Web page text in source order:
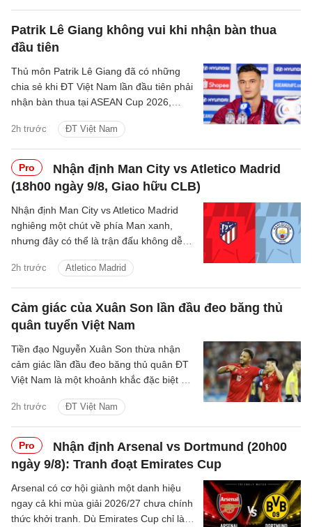
Patrik Lê Giang không vui khi nhận bàn thua
đầu tiên
2h trước ĐT Việt Nam
Thủ môn Patrik Lê Giang đã có những
chia sẻ khi ĐT Việt Nam lần đầu tiên phải
nhận bàn thua tại ASEAN Cup 2026,
bóng đá và toàn đội sẽ nhanh chóng
phân tích để cải thiện.
Pro
Nhận định Man City vs Atletico Madrid
(18h00 ngày 9/8, Giao hữu CLB)
2h trước Atletico Madrid
Nhận định Man City vs Atletico Madrid
nghiêng một chút về phía Man xanh,
nhưng đây có thể là trận đấu không dễ
Cảm giác của Xuân Son lần đầu đeo băng thủ
quân tuyển Việt Nam
2h trước ĐT Việt Nam
Tiền đạo Nguyễn Xuân Son thừa nhận
cảm giác lần đầu đeo băng thủ quân ĐT
Việt Nam là một khoảnh khắc đặc biệt với
Pro
Nhận định Arsenal vs Dortmund (20h00
ngày 9/8): Tranh đoạt Emirates Cup
Arsenal có cơ hội giành một danh hiệu
ngay cả khi mùa giải 2026/27 chưa chính
thức khởi tranh. Dù Emirates Cup chỉ là